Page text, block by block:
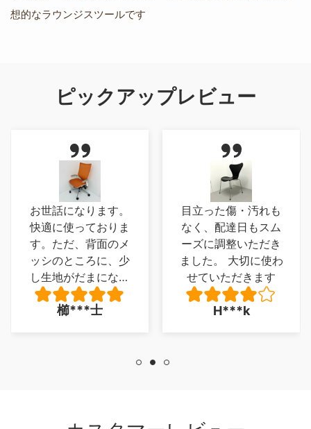
想的なラウンジスツールです
ピックアップレビュー
お世話になります。
快適に使っておりま
す。ただ、背面のメ
ッシのところに、少
し生地がだまになっ
ているところがあ
り、少し残念でした
櫛***士
目立った傷・汚れも
なく、配達日もスム
ーズに調整いただき
ました。 大切に使わ
せていただきます
H***k